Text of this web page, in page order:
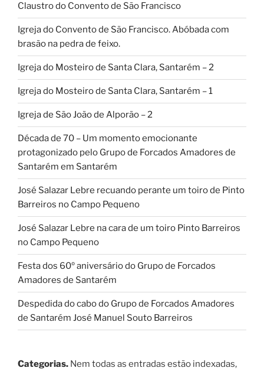
Claustro do Convento de São Francisco
Igreja do Convento de São Francisco. Abóbada com
brasão na pedra de feixo.
Igreja do Mosteiro de Santa Clara, Santarém – 2
Igreja do Mosteiro de Santa Clara, Santarém – 1
Igreja de São João de Alporão – 2
Década de 70 – Um momento emocionante
protagonizado pelo Grupo de Forcados Amadores de
Santarém em Santarém
José Salazar Lebre recuando perante um toiro de Pinto
Barreiros no Campo Pequeno
José Salazar Lebre na cara de um toiro Pinto Barreiros
no Campo Pequeno
Festa dos 60º aniversário do Grupo de Forcados
Amadores de Santarém
Despedida do cabo do Grupo de Forcados Amadores
de Santarém José Manuel Souto Barreiros
Categorias. Nem todas as entradas estão indexadas,